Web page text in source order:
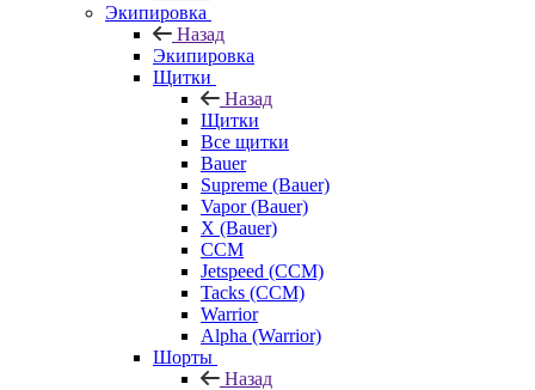
Экипировка
Назад
Экипировка
Щитки
Назад
Щитки
Все щитки
Bauer
Supreme (Bauer)
Vapor (Bauer)
X (Bauer)
CCM
Jetspeed (CCM)
Tacks (CCM)
Warrior
Alpha (Warrior)
Шорты
Назад